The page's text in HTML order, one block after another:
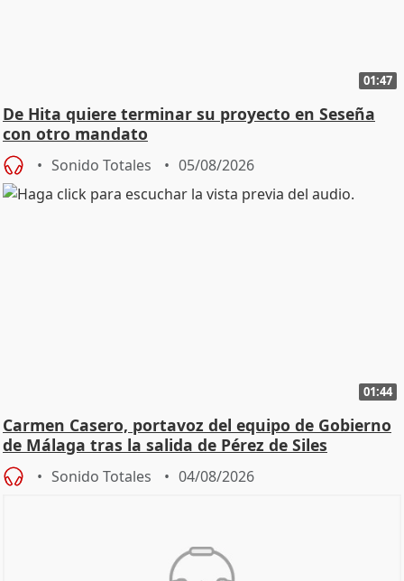
01:47
De Hita quiere terminar su proyecto en Seseña
con otro mandato
Sonido Totales 05/08/2026
01:44
Carmen Casero, portavoz del equipo de Gobierno
de Málaga tras la salida de Pérez de Siles
Sonido Totales 04/08/2026